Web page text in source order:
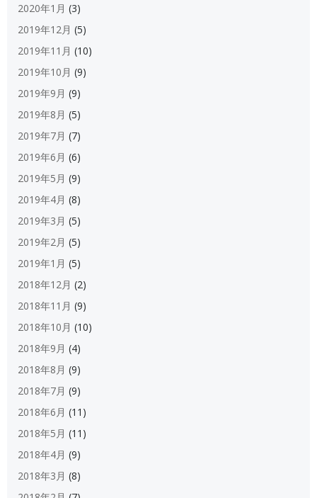
2020年1月 (3)
2019年12月 (5)
2019年11月 (10)
2019年10月 (9)
2019年9月 (9)
2019年8月 (5)
2019年7月 (7)
2019年6月 (6)
2019年5月 (9)
2019年4月 (8)
2019年3月 (5)
2019年2月 (5)
2019年1月 (5)
2018年12月 (2)
2018年11月 (9)
2018年10月 (10)
2018年9月 (4)
2018年8月 (9)
2018年7月 (9)
2018年6月 (11)
2018年5月 (11)
2018年4月 (9)
2018年3月 (8)